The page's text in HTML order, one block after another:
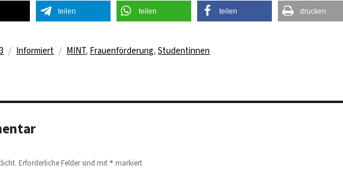
teilen teilen teilen drucken
Kategorien
Informiert Schlagwörter
MINT, Frauenförderung,Studentinnen
Erforderliche Felder sind mit * markiert